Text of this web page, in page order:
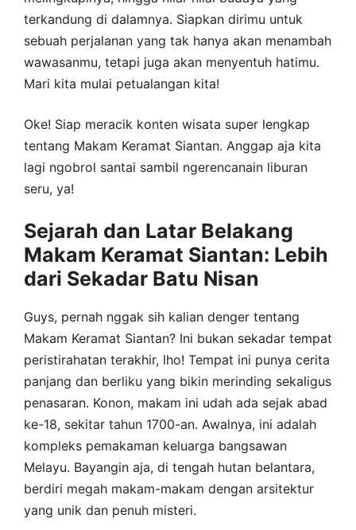
terkandung di dalamnya. Siapkan dirimu untuk
sebuah perjalanan yang tak hanya akan menambah
wawasanmu, tetapi juga akan menyentuh hatimu.
Mari kita mulai petualangan kita!
Oke! Siap meracik konten wisata super lengkap
tentang Makam Keramat Siantan. Anggap aja kita
lagi ngobrol santai sambil ngerencanain liburan
seru, ya!
Sejarah dan Latar Belakang
Makam Keramat Siantan: Lebih
dari Sekadar Batu Nisan
Guys, pernah nggak sih kalian denger tentang
Makam Keramat Siantan? Ini bukan sekadar tempat
peristirahatan terakhir, lho! Tempat ini punya cerita
panjang dan berliku yang bikin merinding sekaligus
penasaran. Konon, makam ini udah ada sejak abad
ke-18, sekitar tahun 1700-an. Awalnya, ini adalah
kompleks pemakaman keluarga bangsawan
Melayu. Bayangin aja, di tengah hutan belantara,
berdiri megah makam-makam dengan arsitektur
yang unik dan penuh misteri.